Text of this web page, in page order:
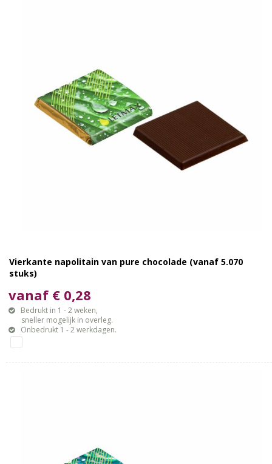
Vierkante napolitain van pure chocolade (vanaf 5.070
stuks)
vanaf € 0,28
Bedrukt in 1 - 2 weken,
sneller mogelijk in overleg.
Onbedrukt 1 - 2 werkdagen.